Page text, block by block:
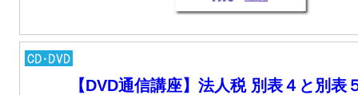
【DVD通信講座】法人税 別表４と別表